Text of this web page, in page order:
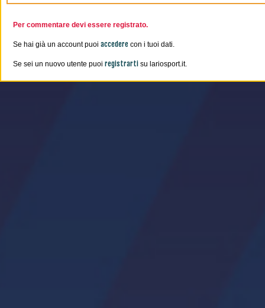
Per commentare devi essere registrato.
Se hai già un account puoi accedere con i tuoi dati.
Se sei un nuovo utente puoi registrarti su lariosport.it.